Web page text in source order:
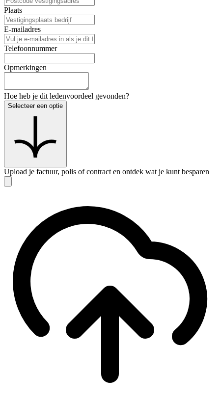
Plaats
E-mailadres
Telefoonnummer
Opmerkingen
Hoe heb je dit ledenvoordeel gevonden?
Selecteer een optie
Upload je factuur, polis of contract en ontdek wat je kunt besparen